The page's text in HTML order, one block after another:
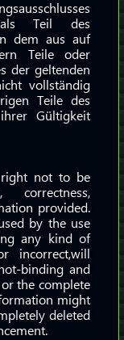
als Teil des
dem aus auf
Teile oder
der geltenden
vollständig
Teile des
Gültigkeit
right not to be
provided.
by the use
any kind of
incorrect,will
binding and
the complete
might
deleted